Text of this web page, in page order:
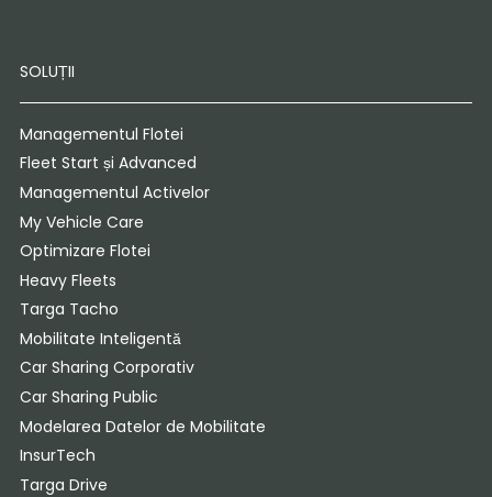
SOLUȚII
Managementul Flotei
Fleet Start și Advanced
Managementul Activelor
My Vehicle Care
Optimizare Flotei
Heavy Fleets
Targa Tacho
Mobilitate Inteligentă
Car Sharing Corporativ
Car Sharing Public
Modelarea Datelor de Mobilitate
InsurTech
Targa Drive